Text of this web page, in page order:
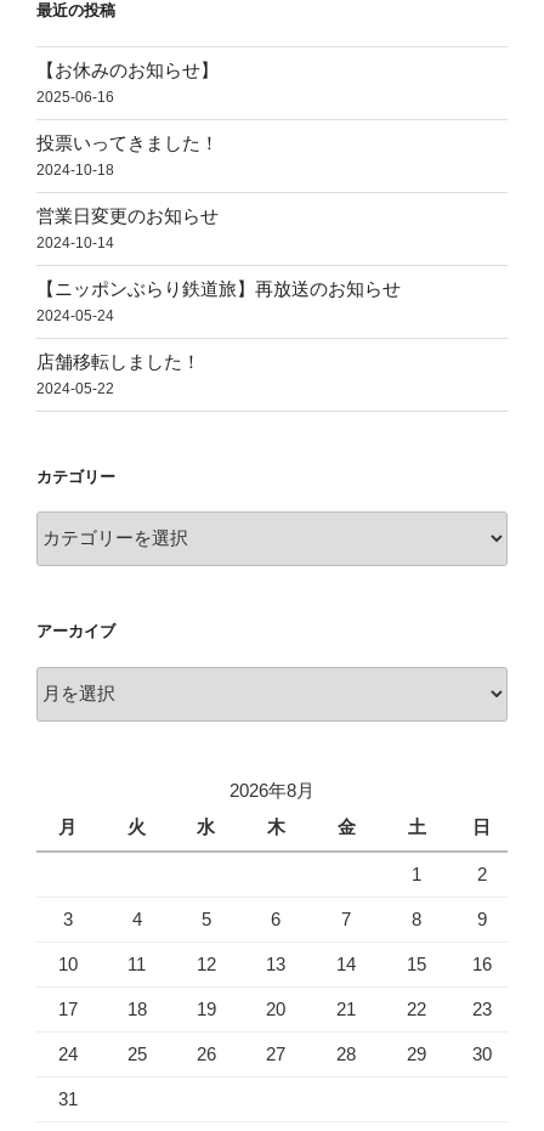
最近の投稿
【お休みのお知らせ】
2025-06-16
投票いってきました！
2024-10-18
営業日変更のお知らせ
2024-10-14
【ニッポンぶらり鉄道旅】再放送のお知らせ
2024-05-24
店舗移転しました！
2024-05-22
カテゴリー
テ
ー
アーカイブ
ー
2026年8月
月
火 水 木 金 土 日
1 2
3 4 5 6 7 8 9
10 11 12 13 14 15 16
17 18 19 20 21 22 23
24 25 26 27 28 29 30
31